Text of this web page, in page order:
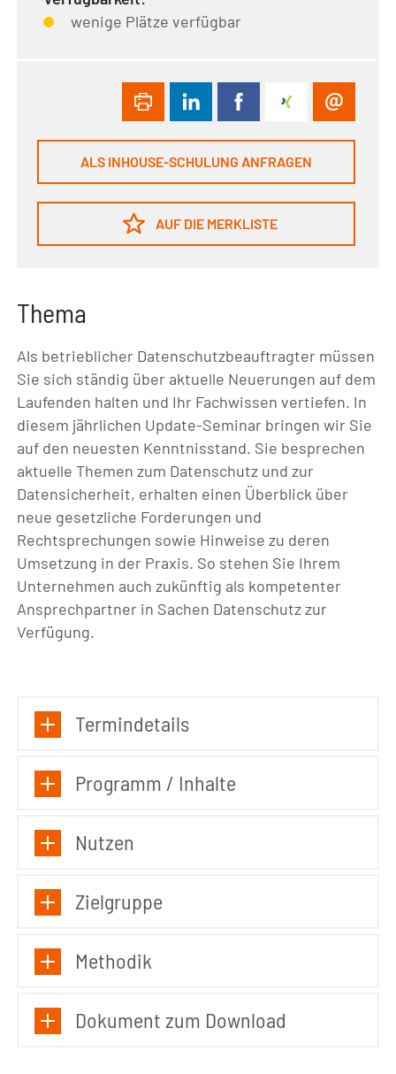
wenige Plätze verfügbar
ALS INHOUSE-SCHULUNG ANFRAGEN
AUF DIE MERKLISTE
Thema
Als betrieblicher Datenschutzbeauftragter müssen
Sie sich ständig über aktuelle Neuerungen auf dem
Laufenden halten und Ihr Fachwissen vertiefen. In
diesem jährlichen Update-Seminar bringen wir Sie
auf den neuesten Kenntnisstand. Sie besprechen
aktuelle Themen zum Datenschutz und zur
Datensicherheit, erhalten einen Überblick über
neue gesetzliche Forderungen und
Rechtsprechungen sowie Hinweise zu deren
Umsetzung in der Praxis. So stehen Sie Ihrem
Unternehmen auch zukünftig als kompetenter
Ansprechpartner in Sachen Datenschutz zur
Verfügung.
Termindetails
Programm / Inhalte
Nutzen
Zielgruppe
Methodik
Dokument zum Download